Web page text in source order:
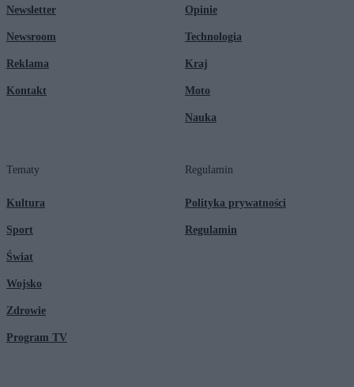
Newsletter
Newsroom
Reklama
Kontakt
Opinie
Technologia
Kraj
Moto
Nauka
Tematy
Kultura
Sport
Świat
Wojsko
Zdrowie
Program TV
Regulamin
Polityka prywatności
Regulamin